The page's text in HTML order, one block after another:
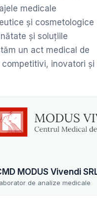
medicale
și cosmetologice
și soluțiile
un act medical de
inovatori și
Vivendi SRL
medicale